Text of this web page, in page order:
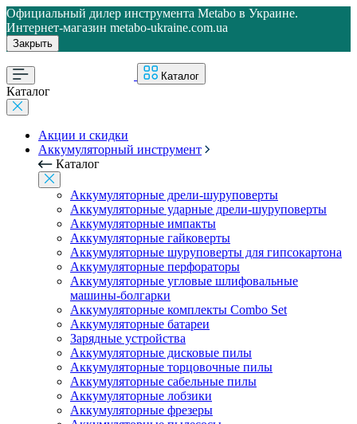
Официальный дилер инструмента Metabo в Украине.
Интернет-магазин metabo-ukraine.com.ua
Закрыть
Каталог
Каталог
Акции и скидки
Аккумуляторный инструмент
Каталог
Аккумуляторные дрели-шуруповерты
Аккумуляторные ударные дрели-шуруповерты
Аккумуляторные импакты
Аккумуляторные гайковерты
Аккумуляторные шуруповерты для гипсокартона
Аккумуляторные перфораторы
Аккумуляторные угловые шлифовальные
машины-болгарки
Аккумуляторные комплекты Combo Set
Аккумуляторные батареи
Зарядные устройства
Аккумуляторные дисковые пилы
Аккумуляторные торцовочные пилы
Аккумуляторные сабельные пилы
Аккумуляторные лобзики
Аккумуляторные фрезеры